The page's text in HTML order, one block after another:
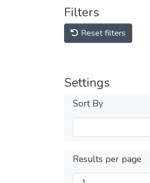
Filters
Reset filters
Settings
Sort By
Results per page